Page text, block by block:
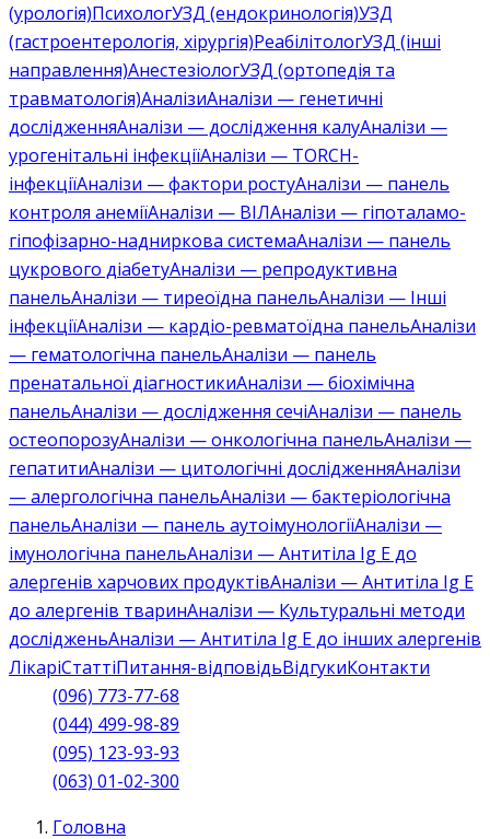
(урологія)ПсихологУЗД (ендокринологія)УЗД
(гастроентерологія, хірургія)РеабілітологУЗД (інші
направлення)АнестезіологУЗД (ортопедія та
травматологія)АналізиАналізи — генетичні
дослідженняАналізи — дослідження калуАналізи —
урогенітальні інфекціїАналізи — TORCH-
інфекціїАналізи — фактори ростуАналізи — панель
контроля анеміїАналізи — ВІЛАналізи — гіпоталамо-
гіпофізарно-надниркова системаАналізи — панель
цукрового діабетуАналізи — репродуктивна
панельАналізи — тиреоїдна панельАналізи — Інші
інфекціїАналізи — кардіо-ревматоїдна панельАналізи
— гематологічна панельАналізи — панель
пренатальної діагностикиАналізи — біохімічна
панельАналізи — дослідження сечіАналізи — панель
остеопорозуАналізи — онкологічна панельАналізи —
гепатитиАналізи — цитологічні дослідженняАналізи
— алергологічна панельАналізи — бактеріологічна
панельАналізи — панель аутоімунологіїАналізи —
імунологічна панельАналізи — Антитіла Ig E до
алергенів харчових продуктівАналізи — Антитіла Ig E
до алергенів тваринАналізи — Культуральні методи
дослідженьАналізи — Антитіла Ig E до інших алергенів
ЛікаріСтаттіПитання-відповідьВідгукиКонтакти
(096) 773-77-68
(044) 499-98-89
(095) 123-93-93
(063) 01-02-300
Головна